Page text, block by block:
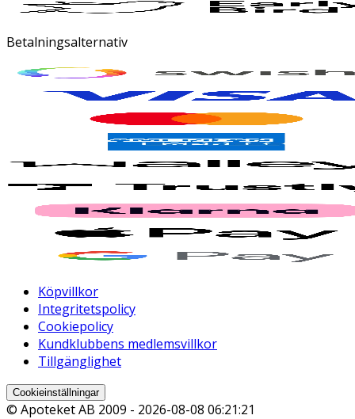
Betalningsalternativ
Köpvillkor
Integritetspolicy
Cookiepolicy
Kundklubbens medlemsvillkor
Tillgänglighet
Cookieinställningar
© Apoteket AB 2009 - 2026-08-08 06:21:21